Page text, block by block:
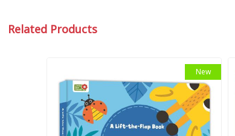
Related Products
New